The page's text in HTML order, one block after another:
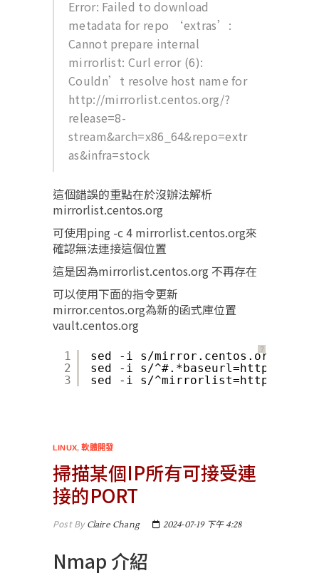
Error: Failed to download
metadata for repo ‘extras’:
Cannot prepare internal
mirrorlist: Curl error (6):
Couldn’t resolve host name for
http://mirrorlist.centos.org/?
release=8-
stream&arch=x86_64&repo=extr
as&infra=stock
這個錯誤的重點在於沒辦法解析
mirrorlist.centos.org
可使用ping -c 4 mirrorlist.centos.org來
確認無法連接這個位置
這是因為mirrorlist.centos.org 不再存在
可以使用下面的指令更新
mirror.centos.org為新的函式庫位置
vault.centos.org
？
1
2
3
sed -i s/mirror.centos.org/
sed -i s/^#.*baseurl=http/
sed -i s/^mirrorlist=http/
LINUX,軟體開發
掃描某個IP所有可接受連
接的PORT
Post ByClaire Chang 2024-07-19 下午 4:28
Nmap 介紹